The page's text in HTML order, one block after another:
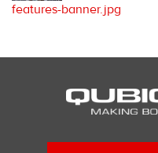
features-banner.jpg